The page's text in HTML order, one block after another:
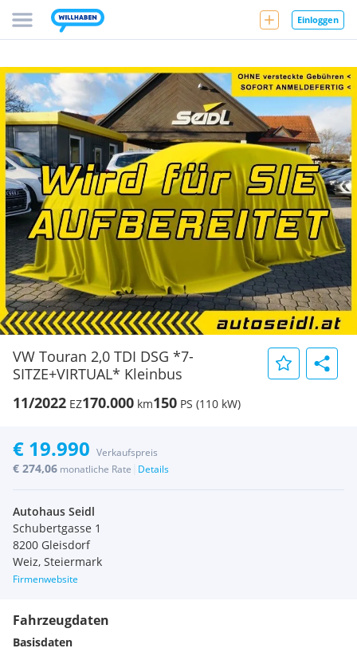
Einloggen
VW Touran 2,0 TDI DSG *7-
SITZE+VIRTUAL* Kleinbus
11/2022 EZ170.000 km150 PS (110 kW)
€ 19.990 Verkaufspreis
€ 274,06 monatliche Rate Details
Autohaus Seidl
Schubertgasse 1
8200 Gleisdorf
Weiz, Steiermark
Firmenwebsite
Fahrzeugdaten
Basisdaten